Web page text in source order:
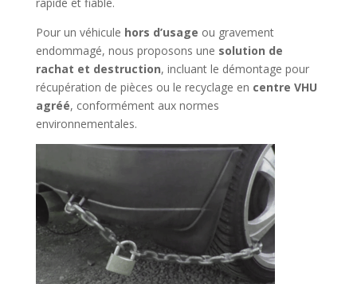
Pour un véhicule hors d’usage ou gravement
endommagé, nous proposons une solution de
rachat et destruction, incluant le démontage pour
récupération de pièces ou le recyclage en centre VHU
agréé, conformément aux normes
environnementales.